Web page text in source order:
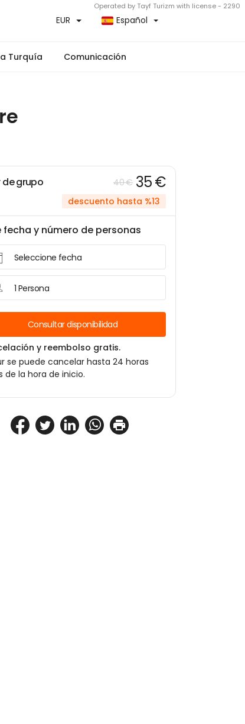
Operated by Tayf Turizm with license - 2290
EUR Español
Turquía Comunicación
de grupo 40 € 35 €
descuento hasta %13
fecha y número de personas
Seleccione fecha
1 Persona
Consultar disponibilidad
y reembolso gratis.
se puede cancelar hasta 24 horas
de la hora de inicio.